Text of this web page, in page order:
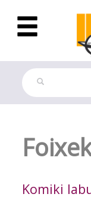
Eduki nagusira
Komiki